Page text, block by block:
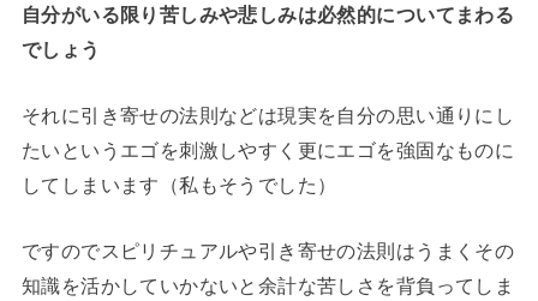
自分がいる限り苦しみや悲しみは必然的についてまわる
でしょう
それに引き寄せの法則などは現実を自分の思い通りにし
たいというエゴを刺激しやすく更にエゴを強固なものに
してしまいます（私もそうでした）
ですのでスピリチュアルや引き寄せの法則はうまくその
知識を活かしていかないと余計な苦しさを背負ってしま